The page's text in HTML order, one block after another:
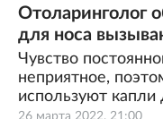
26 марта 2022, 21:00
Отоларинголог
для носа
Чувство
неприятное,
используют